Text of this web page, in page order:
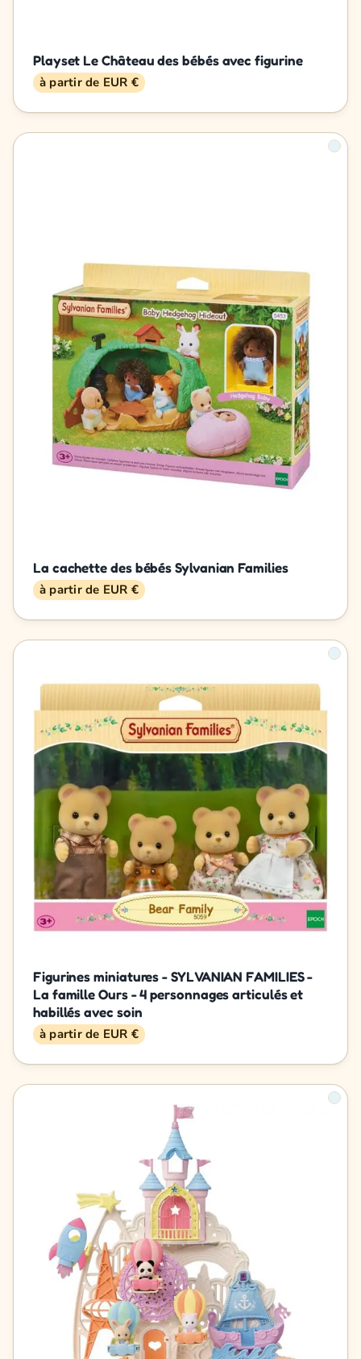
Playset Le Château des bébés avec figurine
à partir de EUR €
La cachette des bébés Sylvanian Families
à partir de EUR €
Figurines miniatures - SYLVANIAN FAMILIES -
La famille Ours - 4 personnages articulés et
habillés avec soin
à partir de EUR €